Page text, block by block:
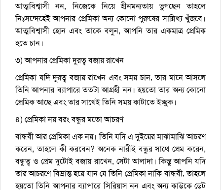
আত্মবিশ্বাসী নন, নিজেকে নিয়ে হীনমন্যতায় ভুগছেন তাহলে
নিঃসন্দেহেই আপনার প্রেমিকা অন্য কোনো পুরুষের সান্নিধ্য খুঁজবে।
আত্মবিশ্বাসী হোন এবং তাকে বলুন, আপনি তার একমাত্র প্রেমিক
হতে চান।
৩) আপনার প্রেমিকা দুরত্ব বজায় রাখেন
প্রেমিকা যদি দুরত্ব বজায় রাখেন এবং সময় চান, তার মানে আসলে
তিনি আপনার ব্যাপারে ততটা আগ্রহী নন। হয়তো তার অন্য কোনো
প্রেমিক আছে এবং তার সাথেই তিনি সময় কাটাতে ইচ্ছুক।
৪) প্রেমিকা নয় বরং বন্ধুর মতো আচরণ
বান্ধবী আর প্রেমিকা এক নয়। তিনি যদি এ দুইয়ের মাঝামাঝি আচরণ
করেন, তাহলে কী করবেন? অনেক নারীই বন্ধুর সাথে প্রেম করেন,
বন্ধুত্ব ও প্রেম দুটোই বজায় রাখেন, সেটা আলাদা। কিন্তু আপনি যদি
তার আচরণে বিভ্রান্ত হয়ে যান যে তিনি প্রেমিকা নাকি বান্ধবী, তাহলে
হয়তো তিনি আপনার ব্যাপারে সিরিয়াস নন এবং অন্য কাউকে ডেট